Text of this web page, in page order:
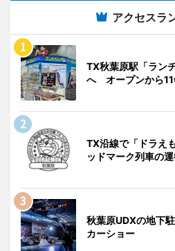
アクセスラ
TX秋葉原駅「ラン
へ オープンから11
TX沿線で「ドラえ
ッドマーク列車の
秋葉原UDXの地下
カーショー